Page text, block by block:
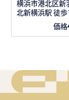
横浜市港北区新
北新横浜駅 徒歩
価格